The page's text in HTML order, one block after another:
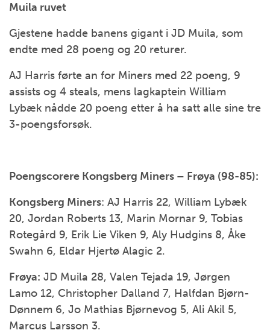
Muila ruvet
Gjestene hadde banens gigant i JD Muila, som
endte med 28 poeng og 20 returer.
AJ Harris førte an for Miners med 22 poeng, 9
assists og 4 steals, mens lagkaptein William
Lybæk nådde 20 poeng etter å ha satt alle sine tre
3-poengsforsøk.
Poengscorere Kongsberg Miners – Frøya (98-85):
Kongsberg Miners: AJ Harris 22, William Lybæk
20, Jordan Roberts 13, Marin Mornar 9, Tobias
Rotegård 9, Erik Lie Viken 9, Aly Hudgins 8, Åke
Swahn 6, Eldar Hjertø Alagic 2.
Frøya: JD Muila 28, Valen Tejada 19, Jørgen
Lamo 12, Christopher Dalland 7, Halfdan Bjørn-
Dønnem 6, Jo Mathias Bjørnevog 5, Ali Akil 5,
Marcus Larsson 3.